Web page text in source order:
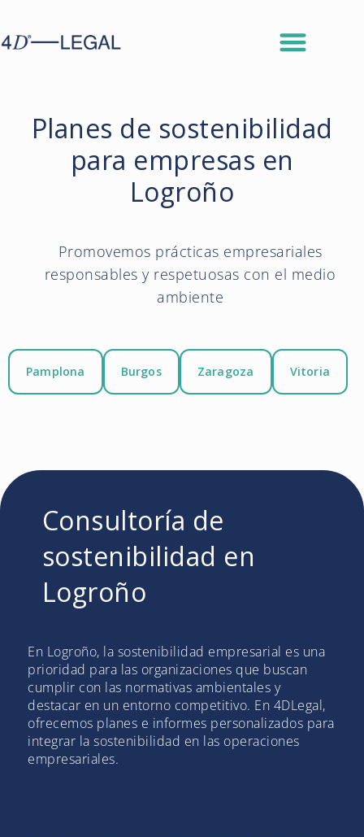
Planes de sostenibilidad
para empresas en
Logroño
Promovemos prácticas empresariales
responsables y respetuosas con el medio
ambiente
Pamplona Burgos Zaragoza Vitoria
Consultoría de
sostenibilidad en
Logroño
En Logroño, la sostenibilidad empresarial es una
prioridad para las organizaciones que buscan
cumplir con las normativas ambientales y
destacar en un entorno competitivo. En 4DLegal,
ofrecemos planes e informes personalizados para
integrar la sostenibilidad en las operaciones
empresariales.